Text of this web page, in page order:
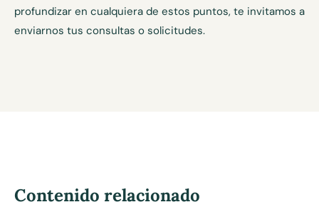
profundizar en cualquiera de estos puntos, te invitamos a
enviarnos tus consultas o solicitudes.
Contenido relacionado